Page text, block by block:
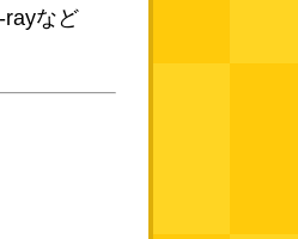
rayなど